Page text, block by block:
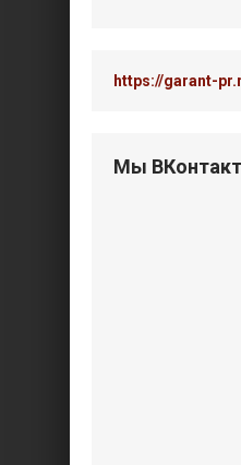
https://garant-
Мы